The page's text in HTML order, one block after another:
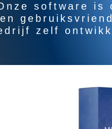
software is
zelf